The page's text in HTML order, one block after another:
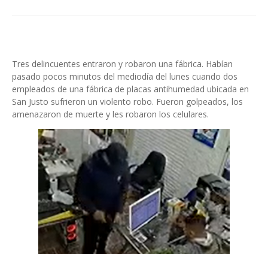
Tres delincuentes entraron y robaron una fábrica. Habían
pasado pocos minutos del mediodía del lunes cuando dos
empleados de una fábrica de placas antihumedad ubicada en
San Justo sufrieron un violento robo. Fueron golpeados, los
amenazaron de muerte y les robaron los celulares.